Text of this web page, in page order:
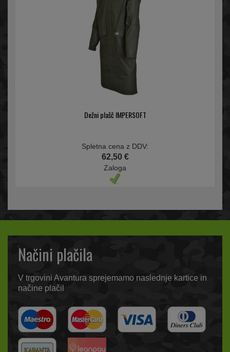
Dežni plašč IMPERSOFT
Spletna cena z DDV:
62,50 €
Zaloga
Načini plačila
V trgovini Avantura sprejemamo naslednje kartice in
načine plačil